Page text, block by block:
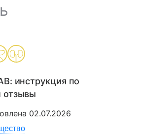
: инструкция по
отзывы
02.07.2026